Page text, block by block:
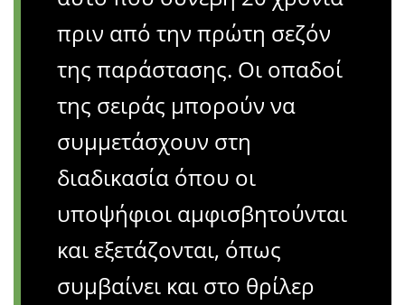
πριν από την πρώτη σεζόν
της παράστασης. Οι οπαδοί
της σειράς μπορούν να
συμμετάσχουν στη
διαδικασία όπου οι
υποψήφιοι αμφισβητούνται
και εξετάζονται, όπως
συμβαίνει και στο θρίλερ